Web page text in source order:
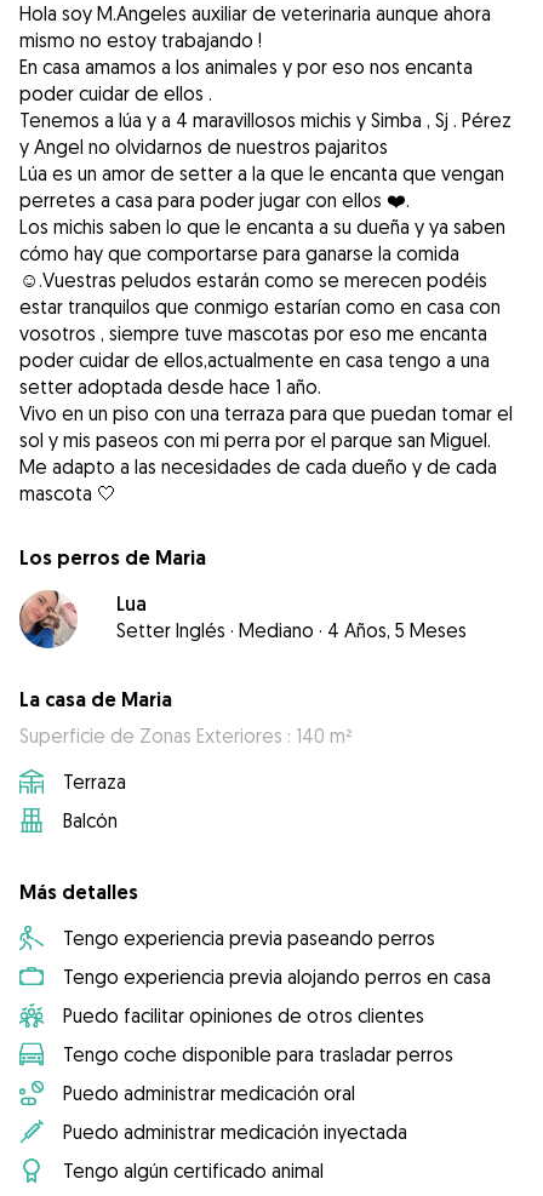
Hola soy M.Angeles auxiliar de veterinaria aunque ahora
mismo no estoy trabajando !
En casa amamos a los animales y por eso nos encanta
poder cuidar de ellos .
Tenemos a lúa y a 4 maravillosos michis y Simba , Sj . Pérez
y Angel no olvidarnos de nuestros pajaritos
Lúa es un amor de setter a la que le encanta que vengan
perretes a casa para poder jugar con ellos ❤️.
Los michis saben lo que le encanta a su dueña y ya saben
cómo hay que comportarse para ganarse la comida
☺️.Vuestras peludos estarán como se merecen podéis
estar tranquilos que conmigo estarían como en casa con
vosotros , siempre tuve mascotas por eso me encanta
poder cuidar de ellos,actualmente en casa tengo a una
setter adoptada desde hace 1 año.
Vivo en un piso con una terraza para que puedan tomar el
sol y mis paseos con mi perra por el parque san Miguel.
Me adapto a las necesidades de cada dueño y de cada
mascota 🤍
Los perros de Maria
Lua
Setter Inglés · Mediano · 4 Años, 5 Meses
La casa de Maria
Superficie de Zonas Exteriores : 140 m²
Terraza
Balcón
Más detalles
Tengo experiencia previa paseando perros
Tengo experiencia previa alojando perros en casa
Puedo facilitar opiniones de otros clientes
Tengo coche disponible para trasladar perros
Puedo administrar medicación oral
Puedo administrar medicación inyectada
Tengo algún certificado animal